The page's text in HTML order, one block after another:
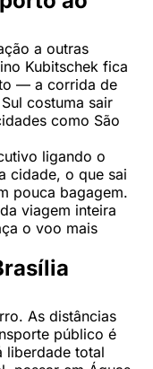
a outras
Kubitschek fica
— a corrida de
costuma sair
como São
ligando o
cidade, o que sai
pouca bagagem.
viagem inteira
o voo mais
As distâncias
público é
liberdade total